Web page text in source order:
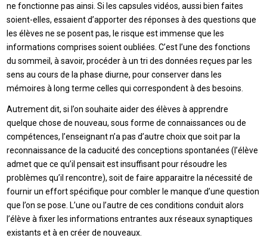
ne fonctionne pas ainsi. Si les capsules vidéos, aussi bien faites
soient-elles, essaient d’apporter des réponses à des questions que
les élèves ne se posent pas, le risque est immense que les
informations comprises soient oubliées. C’est l’une des fonctions
du sommeil, à savoir, procéder à un tri des données reçues par les
sens au cours de la phase diurne, pour conserver dans les
mémoires à long terme celles qui correspondent à des besoins.
Autrement dit, si l’on souhaite aider des élèves à apprendre
quelque chose de nouveau, sous forme de connaissances ou de
compétences, l’enseignant n’a pas d’autre choix que soit par la
reconnaissance de la caducité des conceptions spontanées (l’élève
admet que ce qu’il pensait est insuffisant pour résoudre les
problèmes qu’il rencontre), soit de faire apparaitre la nécessité de
fournir un effort spécifique pour combler le manque d’une question
que l’on se pose. L’une ou l’autre de ces conditions conduit alors
l’élève à fixer les informations entrantes aux réseaux synaptiques
existants et à en créer de nouveaux.